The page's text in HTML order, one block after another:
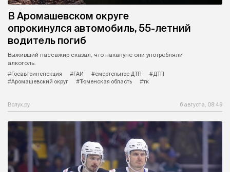
В Аромашевском округе
опрокинулся автомобиль, 55-летний
водитель погиб
Выживший пассажир сказал, что накануне они употребляли
алкоголь.
#Госавтоинспекция
#ГАИ #смертельное ДТП
#ДТП
#Аромашевский округ
#Тюменская область #тк
Вслух.ру 6 августа, 08:49